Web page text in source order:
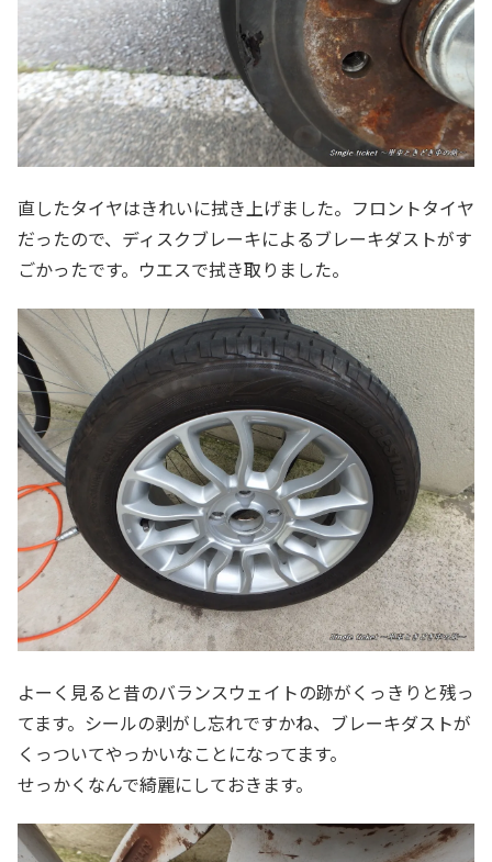
直したタイヤはきれいに拭き上げました。フロントタイヤ
だったので、ディスクブレーキによるブレーキダストがす
ごかったです。ウエスで拭き取りました。
よーく見ると昔のバランスウェイトの跡がくっきりと残っ
てます。シールの剥がし忘れですかね、ブレーキダストが
くっついてやっかいなことになってます。
せっかくなんで綺麗にしておきます。